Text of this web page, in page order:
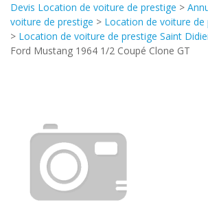
Devis Location de voiture de prestige >
voiture de prestige > Location de voiture de
> Location de voiture de prestige Saint
Ford Mustang 1964 1/2 Coupé Clone GT